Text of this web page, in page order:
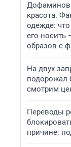
красота.
одежде: что
его
образов с
На двух
подорожал
смотрим
Переводы
причине: